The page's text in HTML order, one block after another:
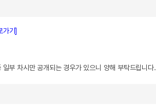
가기]
부 차시만 공개되는 경우가 있으니 양해 부탁드립니다.